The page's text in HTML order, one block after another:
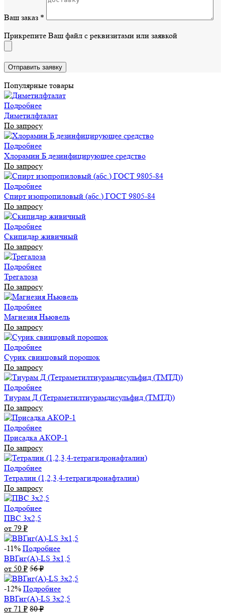
Ваш заказ *
Прикрепите Ваш файл с реквизитами или заявкой
Популярные товары
Подробнее
Диметилфталат
По запросу
Подробнее
Хлорамин Б дезинфицирующее средство
По запросу
Подробнее
Спирт изопропиловый (абс.) ГОСТ 9805-84
По запросу
Подробнее
Скипидар живичный
По запросу
Подробнее
Трегалоза
По запросу
Подробнее
Магнезия Ньювель
По запросу
Подробнее
Сурик свинцовый порошок
По запросу
Подробнее
Тиурам Д (Тетраметилтиурамдисульфид (ТМТД))
По запросу
Подробнее
Присадка АКОР-1
По запросу
Подробнее
Тетралин (1,2,3,4-тетрагидронафталин)
По запросу
Подробнее
ПВС 3х2,5
от 79 ₽
-11% Подробнее
ВВГнг(А)-LS 3х1,5
от 50 ₽ 56₽
-12% Подробнее
ВВГнг(А)-LS 3х2,5
от 71 ₽ 80₽